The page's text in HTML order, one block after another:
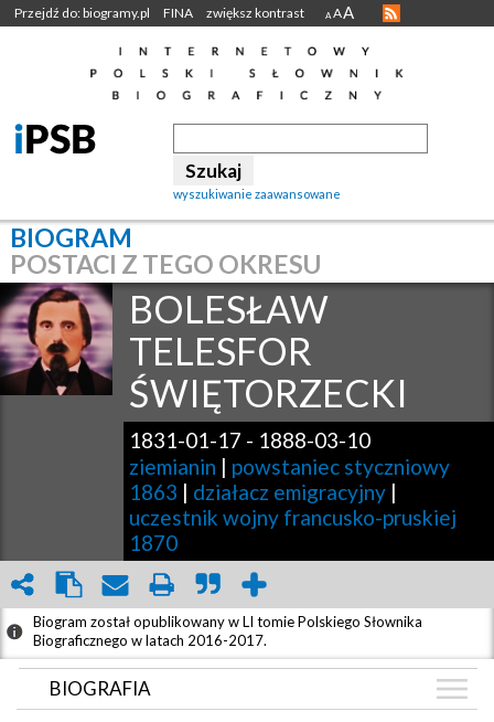
Przejdź do: biogramy.pl FINA zwiększ kontrast A AA
wyszukiwanie zaawansowane
BIOGRAM
POSTACI Z TEGO OKRESU
BOLESŁAW
TELESFOR
ŚWIĘTORZECKI
1831-01-17 - 1888-03-10
ziemianin | powstaniec styczniowy
1863 | działacz emigracyjny |
uczestnik wojny francusko-pruskiej
1870
Biogram został opublikowany w LI tomie Polskiego Słownika
Biograficznego w latach 2016-2017.
BIOGRAFIA